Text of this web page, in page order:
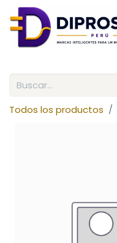
Todos los productos